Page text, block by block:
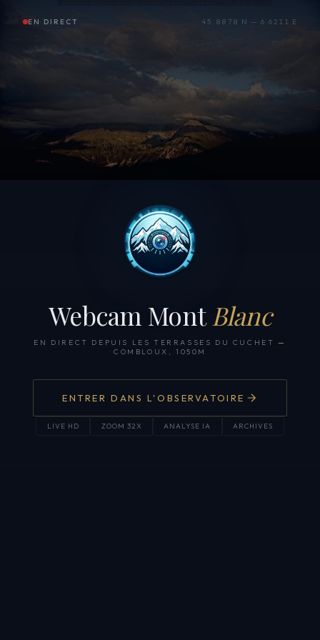
EN DIRECT 45.8878 N — 6.6211 E
Webcam Mont Blanc
EN DIRECT DEPUIS LES TERRASSES DU CUCHET —
COMBLOUX, 1050M
ENTRER DANS L'OBSERVATOIRE
LIVE HD ZOOM 32X ANALYSE IA ARCHIVES